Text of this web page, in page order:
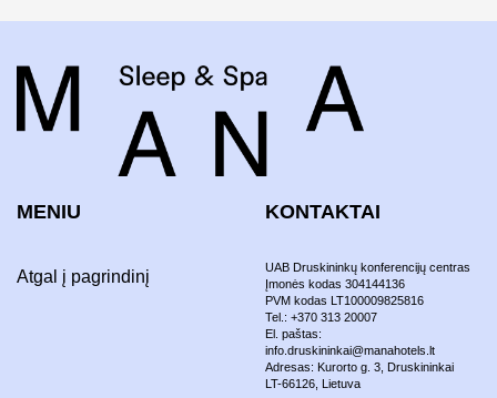
MENIU
Atgal į pagrindinį
KONTAKTAI
UAB Druskininkų konferencijų centras
Įmonės kodas 304144136
PVM kodas LT100009825816
Tel.: +370 313 20007
El. paštas:
info.druskininkai@manahotels.lt
Adresas: Kurorto g. 3, Druskininkai
LT-66126, Lietuva